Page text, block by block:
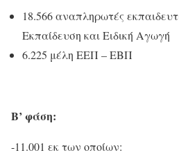
18.566 αναπληρωτές
Εκπαίδευση και Ειδική Αγωγή
6.225 μέλη ΕΕΠ – ΕΒΠ
Β’ φάση:
-11.001 εκ των οποίων: